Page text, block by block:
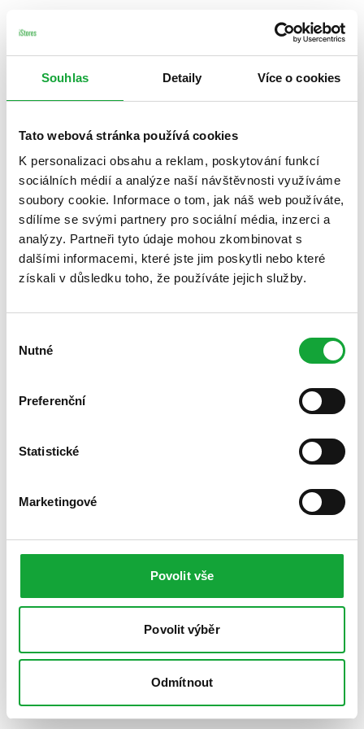
Souhlas Detaily Více o cookies
Tato webová stránka používá cookies
K personalizaci obsahu a reklam, poskytování funkcí
sociálních médií a analýze naší návštěvnosti využíváme
soubory cookie. Informace o tom, jak náš web používáte,
sdílíme se svými partnery pro sociální média, inzerci a
analýzy. Partneři tyto údaje mohou zkombinovat s
dalšími informacemi, které jste jim poskytli nebo které
získali v důsledku toho, že používáte jejich služby.
souhlasu
Nutné
Preferenční
Statistické
Marketingové
Povolit vše
Povolit výběr
Odmítnout